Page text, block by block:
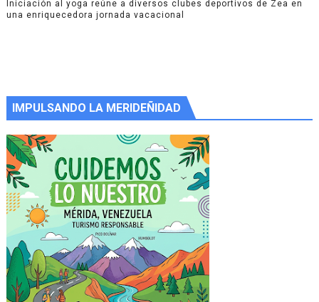
Iniciación al yoga reúne a diversos clubes deportivos de Zea en
una enriquecedora jornada vacacional
IMPULSANDO LA MERIDEÑIDAD